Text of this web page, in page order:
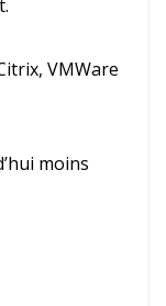
VMWare
moins